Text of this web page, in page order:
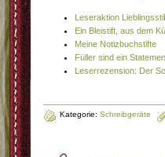
Leseraktion
Ein Bleistift, aus dem
Meine Notizbuchstifte
Füller sind ein
Leserrezension: Der
Kategorie: Schreibgeräte